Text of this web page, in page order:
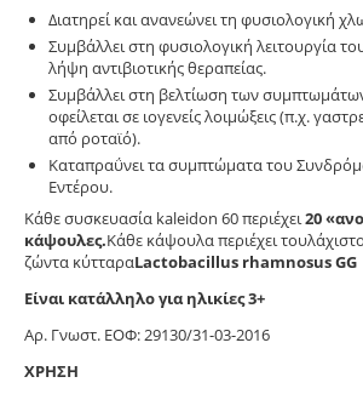
Διατηρεί και ανανεώνει τη φυσιολογική
Συμβάλλει στη φυσιολογική λειτουργία
λήψη αντιβιοτικής θεραπείας.
Συμβάλλει στη βελτίωση των
οφείλεται σε ιογενείς λοιμώξεις (π.χ.
από ροταϊό).
Καταπραΰνει τα συμπτώματα του
Εντέρου.
Κάθε συσκευασία kaleidon 60 περιέχει 20
κάψουλες.Κάθε κάψουλα περιέχει
ζώντα κύτταραLactobacillus rhamnosus GG
Είναι κατάλληλο για ηλικίες 3+
Αρ. Γνωστ. ΕΟΦ: 29130/31-03-2016
ΧΡΗΣΗ